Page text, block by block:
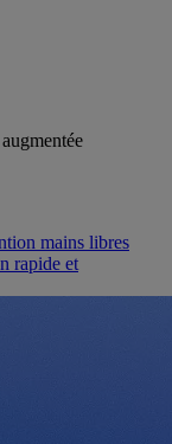
mains libres
rapide et